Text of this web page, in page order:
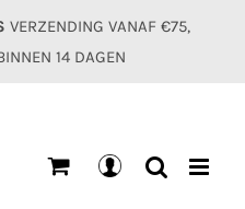
VERZENDING VANAF €75,
14 DAGEN